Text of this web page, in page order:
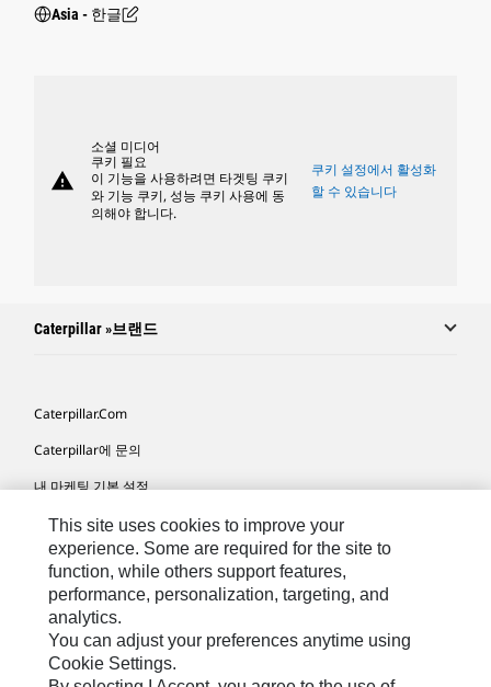
Asia - 한글
warning
소셜 미디어
쿠키 필요
이 기능을 사용하려면 타겟팅 쿠키
와 기능 쿠키, 성능 쿠키 사용에 동
의해야 합니다.
쿠키 설정에서 활성화
할 수 있습니다
Caterpillar »브랜드
Caterpillar.com
Caterpillar에 문의
내 마케팅 기본 설정
사이트 맵
Cookie Settings
법적 고지
개인정보취급방침
위치정보 이용약관
This site uses cookies to improve your
experience. Some are required for the site to
function, while others support features,
performance, personalization, targeting, and
analytics.
You can adjust your preferences anytime using
Cookie Settings.